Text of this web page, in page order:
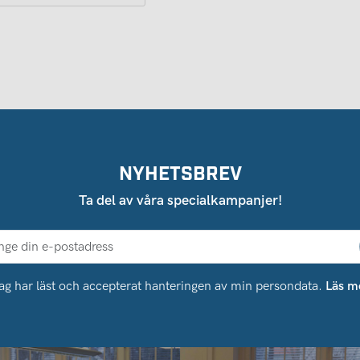
NYHETSBREV
Ta del av våra specialkampanjer!
har läst och accepterat hanteringen av min persondata. Läs